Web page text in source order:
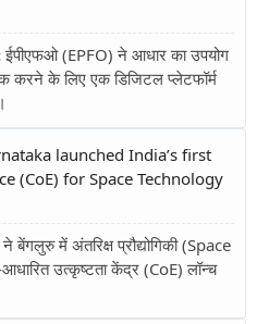
ईपीएफओ (EPFO) ने आधार का उपयोग
करने के लिए एक डिजिटल प्लेटफॉर्म
launched India’s first
(CoE) for Space Technology
बेंगलुरु में अंतरिक्ष प्रौद्योगिकी (Space
उत्कृष्टता केंद्र (CoE) लॉन्च